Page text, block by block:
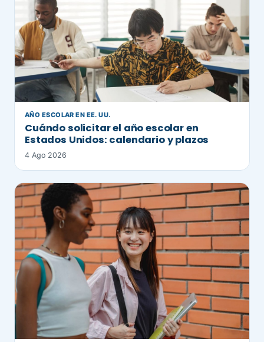
AÑO ESCOLAR EN EE. UU.
Cuándo solicitar el año escolar en
Estados Unidos: calendario y plazos
4 Ago 2026